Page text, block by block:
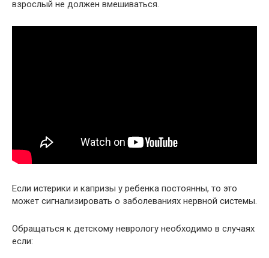
взрослый не должен вмешиваться.
Если истерики и капризы у ребенка постоянны, то это
может сигнализировать о заболеваниях нервной системы.
Обращаться к детскому неврологу необходимо в случаях
если: